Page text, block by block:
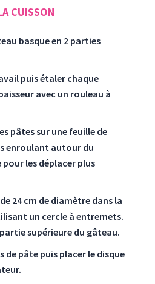
CUISSON
basque en 2 parties
puis étaler chaque
avec un rouleau à
pâtes sur une feuille de
enroulant autour du
les déplacer plus
24 cm de diamètre dans la
un cercle à entremets.
supérieure du gâteau.
de pâte puis placer le disque